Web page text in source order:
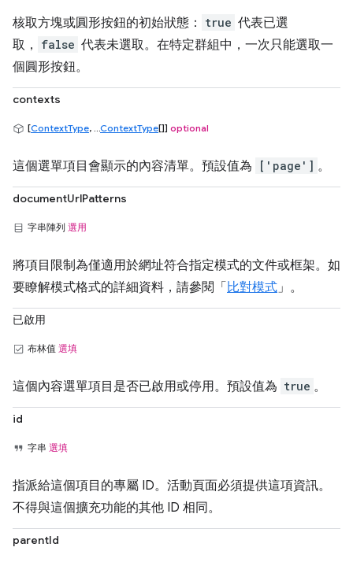
核取方塊或圓形按鈕的初始狀態： true 代表已選
取，
false 代表未選取。在特定群組中，一次只能選取一
個圓形按鈕。
contexts
[ContextType, ...ContextType[]] optional
這個選單項目會顯示的內容清單。預設值為 ['page'] 。
documentUrlPatterns
字串陣列 選用
將項目限制為僅適用於網址符合指定模式的文件或框架。如
要瞭解模式格式的詳細資料，請參閱「 比對模式」。
已啟用
布林值 選填
這個內容選單項目是否已啟用或停用。預設值為 true 。
id
字串 選填
指派給這個項目的專屬 ID。活動頁面必須提供這項資訊。
不得與這個擴充功能的其他 ID 相同。
parentId